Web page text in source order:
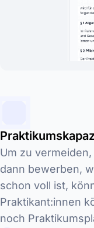
Um zu
dann bewerben,
schon voll ist,
Praktikant:innen
noch